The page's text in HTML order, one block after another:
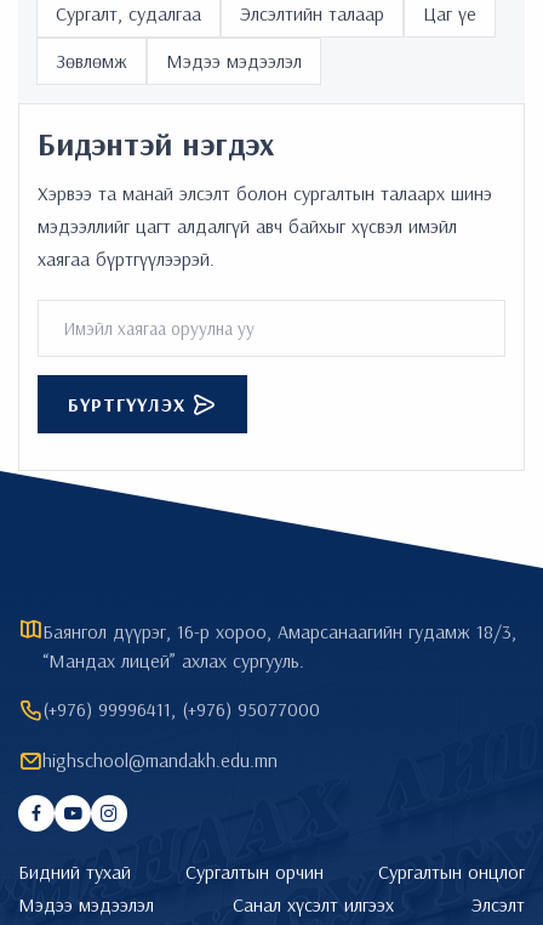
Сургалт, судалгаа
Элсэлтийн талаар
Цаг үе
Зөвлөмж
Мэдээ мэдээлэл
Бидэнтэй нэгдэх
Хэрвээ та манай элсэлт болон сургалтын талаарх шинэ
мэдээллийг цагт алдалгүй авч байхыг хүсвэл имэйл
хаягаа бүртгүүлээрэй.
БҮРТГҮҮЛЭХ
Баянгол дүүрэг, 16-р хороо, Амарсанаагийн гудамж 18/3,
“Мандах лицей” ахлах сургууль.
(+976) 99996411, (+976) 95077000
highschool@mandakh.edu.mn
Бидний тухай Сургалтын орчин
Сургалтын онцлог
Мэдээ мэдээлэл
Санал хүсэлт илгээх Элсэлт